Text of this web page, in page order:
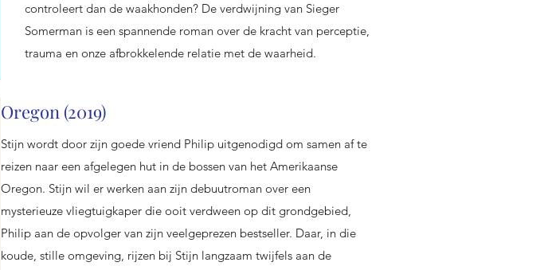
Oregon (2019)
Stijn wordt door zijn goede vriend Philip uitgenodigd om samen af te
reizen naar een afgelegen hut in de bossen van het Amerikaanse
Oregon. Stijn wil er werken aan zijn debuutroman over een
mysterieuze vliegtuigkaper die ooit verdween op dit grondgebied,
Philip aan de opvolger van zijn veelgeprezen bestseller. Daar, in die
koude, stille omgeving, rijzen bij Stijn langzaam twijfels aan de
controleert dan de waakhonden? De verdwijning van Sieger
Somerman is een spannende roman over de kracht van perceptie,
trauma en onze afbrokkelende relatie met de waarheid.